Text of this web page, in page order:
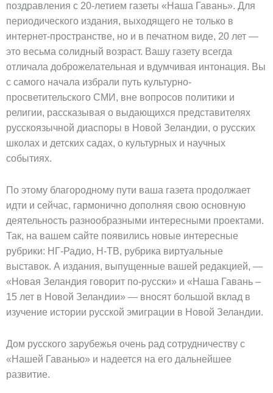
поздравления с 20-летием газеты «Наша Гавань». Для
периодического издания, выходящего не только в
интернет-пространстве, но и в печатном виде, 20 лет —
это весьма солидный возраст. Вашу газету всегда
отличала доброжелательная и вдумчивая интонация. Вы
с самого начала избрали путь культурно-
просветительского СМИ, вне вопросов политики и
религии, рассказывая о выдающихся представителях
русскоязычной диаспоры в Новой Зеландии, о русских
школах и детских садах, о культурных и научных
событиях.
По этому благородному пути ваша газета продолжает
идти и сейчас, гармонично дополняя свою основную
деятельность разнообразными интересными проектами.
Так, на вашем сайте появились новые интересные
рубрики: НГ-Радио, Н-ТВ, рубрика виртуальные
выставок. А издания, выпущенные вашей редакцией, —
«Новая Зеландия говорит по-русски» и «Наша Гавань –
15 лет в Новой Зеландии» — вносят большой вклад в
изучение истории русской эмиграции в Новой Зеландии.
Дом русского зарубежья очень рад сотрудничеству с
«Нашей Гаванью» и надеется на его дальнейшее
развитие.